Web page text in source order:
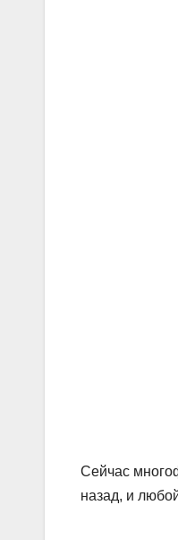
Сейчас
назад, и